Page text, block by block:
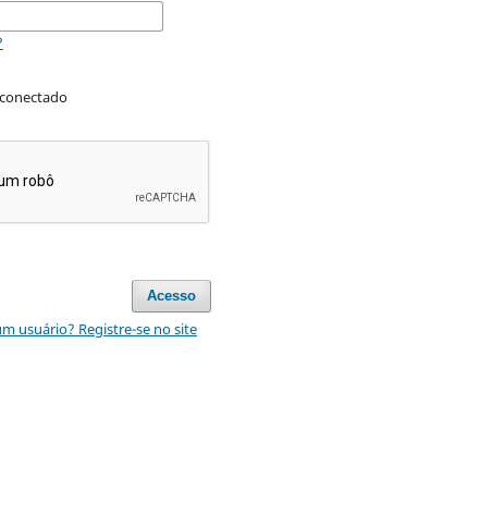
Acesso
usuário? Registre-se no site